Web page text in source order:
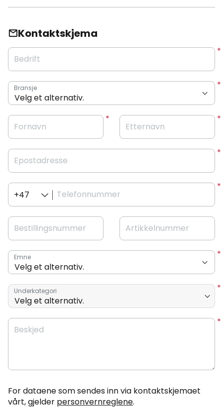
Kontaktskjema
Bedrift
Bransje
Fornavn Etternavn
Epostadresse
Telefonnummer
+47
Bestillingsnummer Artikkelnummer
Emne
Underkategori
Beskjed
For dataene som sendes inn via kontaktskjemaet
vårt, gjelder personvernreglene.